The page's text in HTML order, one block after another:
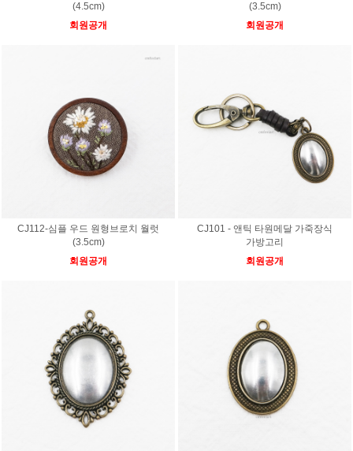
(4.5cm)
회원공개
(3.5cm)
회원공개
CJ112-심플 우드 원형브로치 월럿
(3.5cm)
회원공개
CJ101 - 앤틱 타원메달 가죽장식
가방고리
회원공개